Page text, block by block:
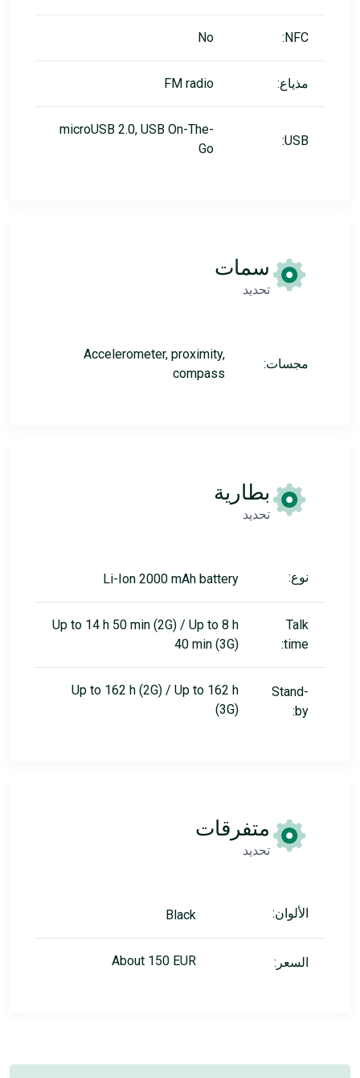
NFC:
No
مذياع: FM radio
USB:
microUSB 2.0, USB On-The-
Go
سمات
تحديد
مجسات:
Accelerometer, proximity,
compass
بطارية
تحديد
نوع: Li-Ion 2000 mAh battery
Talk
time:
Up to 14 h 50 min (2G) / Up to 8 h
40 min (3G)
Stand-
by:
Up to 162 h (2G) / Up to 162 h
(3G)
متفرقات
تحديد
الألوان: Black
السعر: About 150 EUR